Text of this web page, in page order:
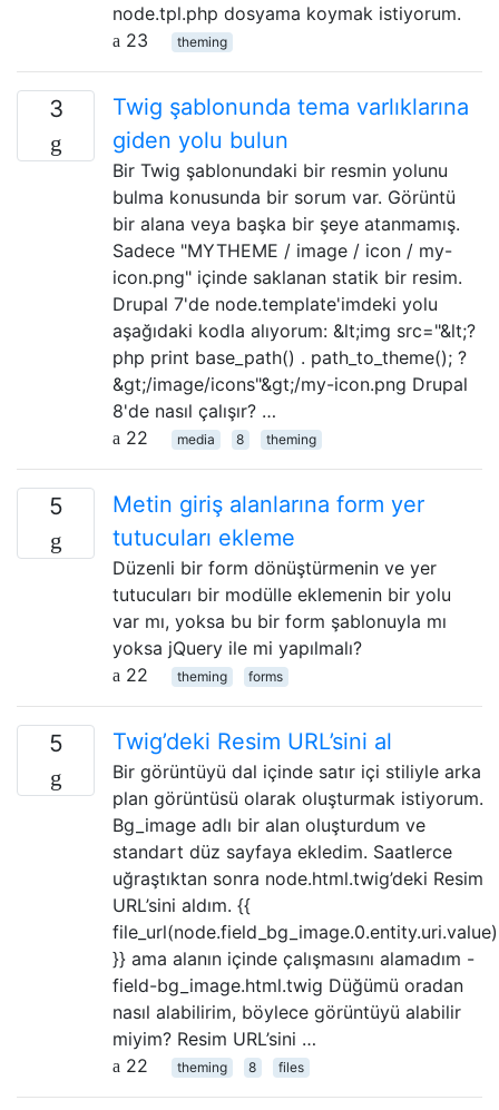
node.tpl.php dosyama koymak istiyorum.
23
theming
3
Twig şablonunda tema varlıklarına
giden yolu bulun
Bir Twig şablonundaki bir resmin yolunu
bulma konusunda bir sorum var. Görüntü
bir alana veya başka bir şeye atanmamış.
Sadece "MYTHEME / image / icon / my-
icon.png" içinde saklanan statik bir resim.
Drupal 7'de node.template'imdeki yolu
aşağıdaki kodla alıyorum: &lt;img src="&lt;?
php print base_path() . path_to_theme(); ?
&gt;/image/icons"&gt;/my-icon.png Drupal
8'de nasıl çalışır? …
22
media 8 theming
5
Metin giriş alanlarına form yer
tutucuları ekleme
Düzenli bir form dönüştürmenin ve yer
tutucuları bir modülle eklemenin bir yolu
var mı, yoksa bu bir form şablonuyla mı
yoksa jQuery ile mi yapılmalı?
22
theming forms
5 Twig’deki Resim URL’sini al
Bir görüntüyü dal içinde satır içi stiliyle arka
plan görüntüsü olarak oluşturmak istiyorum.
Bg_image adlı bir alan oluşturdum ve
standart düz sayfaya ekledim. Saatlerce
uğraştıktan sonra node.html.twig’deki Resim
URL’sini aldım. {{
file_url(node.field_bg_image.0.entity.uri.value)
}} ama alanın içinde çalışmasını alamadım -
field-bg_image.html.twig Düğümü oradan
nasıl alabilirim, böylece görüntüyü alabilir
miyim? Resim URL’sini …
22
theming 8 files